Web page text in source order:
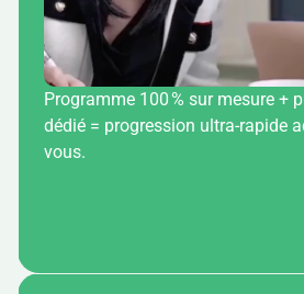
Programme 100 % sur mesure +
dédié = progression ultra-rapide
vous.